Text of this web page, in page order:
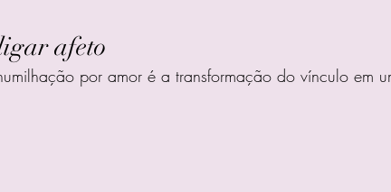
afeto
por amor é a transformação do vínculo em